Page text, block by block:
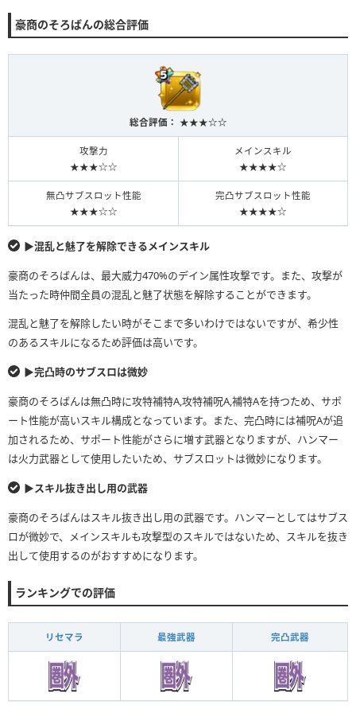
豪商のそろばんの総合評価
総合評価： ★★★☆☆
攻撃力
★★★☆☆
メインスキル
★★★★☆
無凸サブスロット性能
★★★☆☆
完凸サブスロット性能
★★★★☆
▶︎混乱と魅了を解除できるメインスキル
豪商のそろばんは、最大威力470%のデイン属性攻撃です。また、攻撃が
当たった時仲間全員の混乱と魅了状態を解除することができます。
混乱と魅了を解除したい時がそこまで多いわけではないですが、希少性
のあるスキルになるため評価は高いです。
▶︎完凸時のサブスロは微妙
豪商のそろばんは無凸時に攻特補特A,攻特補呪A,補特Aを持つため、サポ
ート性能が高いスキル構成となっています。また、完凸時には補呪Aが追
加されるため、サポート性能がさらに増す武器となりますが、ハンマー
は火力武器として使用したいため、サブスロットは微妙になります。
▶︎スキル抜き出し用の武器
豪商のそろばんはスキル抜き出し用の武器です。ハンマーとしてはサブス
ロが微妙で、メインスキルも攻撃型のスキルではないため、スキルを抜き
出して使用するのがおすすめになります。
ランキングでの評価
リセマラ 最強武器 完凸武器